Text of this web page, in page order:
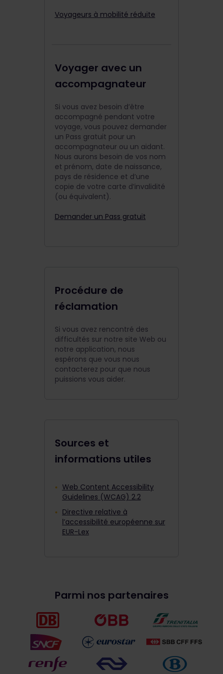
Voyageurs à mobilité réduite
Voyager avec un
accompagnateur
Si vous avez besoin d’être
accompagné pendant votre
voyage, vous pouvez demander
un Pass gratuit pour un
accompagnateur ou un aidant.
Nous aurons besoin de vos nom
et prénom, date de naissance,
pays de résidence et d’une
copie de votre carte d’invalidité
(ou équivalent).
Demander un Pass gratuit
Procédure de
réclamation
Si vous avez rencontré des
difficultés sur notre site Web ou
notre application, nous
espérons que vous nous
contacterez pour que nous
puissions vous aider.
Sources et
informations utiles
Web Content Accessibility
Guidelines (WCAG) 2.2
Directive relative à
l’accessibilité européenne sur
EUR-Lex
Parmi nos partenaires